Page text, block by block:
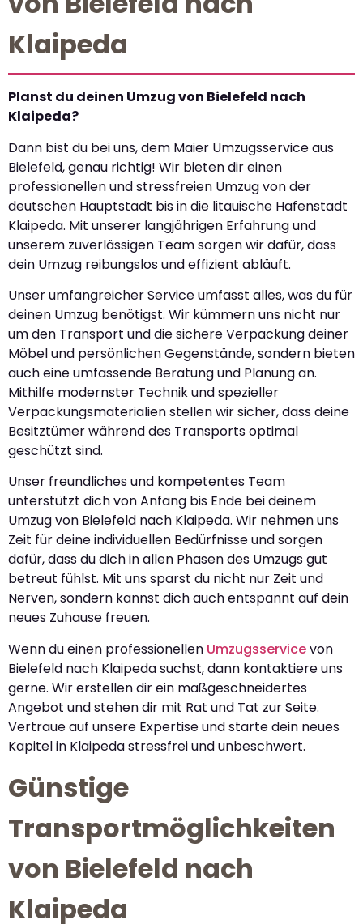
Klaipeda
Planst du deinen Umzug von Bielefeld nach
Klaipeda?
Dann bist du bei uns, dem Maier Umzugsservice aus
Bielefeld, genau richtig! Wir bieten dir einen
professionellen und stressfreien Umzug von der
deutschen Hauptstadt bis in die litauische Hafenstadt
Klaipeda. Mit unserer langjährigen Erfahrung und
unserem zuverlässigen Team sorgen wir dafür, dass
dein Umzug reibungslos und effizient abläuft.
Unser umfangreicher Service umfasst alles, was du für
deinen Umzug benötigst. Wir kümmern uns nicht nur
um den Transport und die sichere Verpackung deiner
Möbel und persönlichen Gegenstände, sondern bieten
auch eine umfassende Beratung und Planung an.
Mithilfe modernster Technik und spezieller
Verpackungsmaterialien stellen wir sicher, dass deine
Besitztümer während des Transports optimal
geschützt sind.
Unser freundliches und kompetentes Team
unterstützt dich von Anfang bis Ende bei deinem
Umzug von Bielefeld nach Klaipeda. Wir nehmen uns
Zeit für deine individuellen Bedürfnisse und sorgen
dafür, dass du dich in allen Phasen des Umzugs gut
betreut fühlst. Mit uns sparst du nicht nur Zeit und
Nerven, sondern kannst dich auch entspannt auf dein
neues Zuhause freuen.
Wenn du einen professionellen Umzugsservicevon
Bielefeld nach Klaipeda suchst, dann kontaktiere uns
gerne. Wir erstellen dir ein maßgeschneidertes
Angebot und stehen dir mit Rat und Tat zur Seite.
Vertraue auf unsere Expertise und starte dein neues
Kapitel in Klaipeda stressfrei und unbeschwert.
Günstige
Transportmöglichkeiten
von Bielefeld nach
Klaipeda